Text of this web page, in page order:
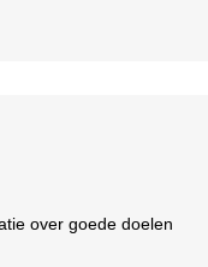
over goede doelen